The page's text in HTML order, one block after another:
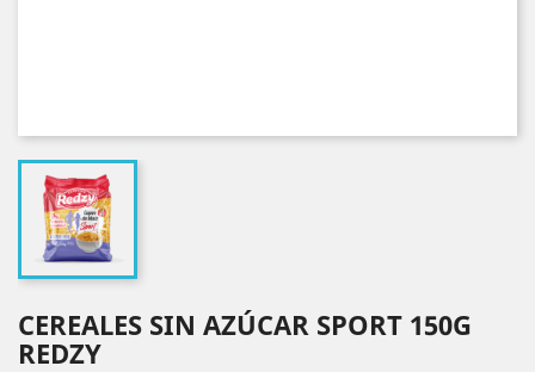
CEREALES SIN AZÚCAR SPORT 150G
REDZY